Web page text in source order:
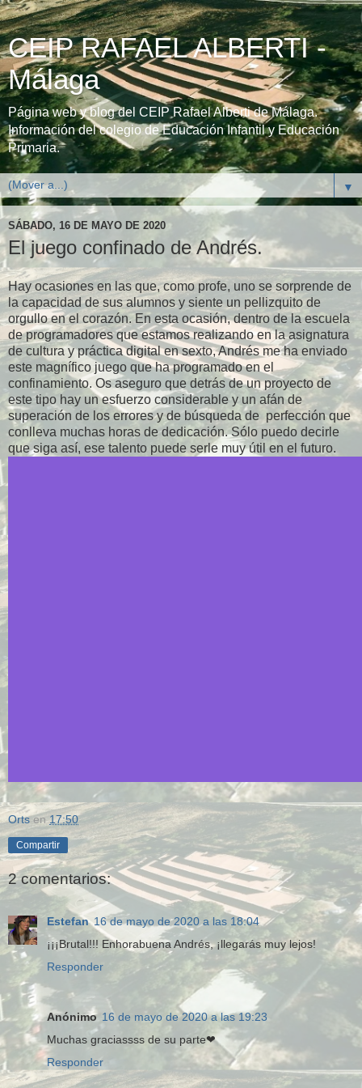
CEIP RAFAEL ALBERTI -
Málaga
Página web y blog del CEIP Rafael Alberti de Málaga.
Información del colegio de Educación Infantil y Educación
Primaria.
▼
SÁBADO, 16 DE MAYO DE 2020
El juego confinado de Andrés.
Hay ocasiones en las que, como profe, uno se sorprende de
la capacidad de sus alumnos y siente un pellizquito de
orgullo en el corazón. En esta ocasión, dentro de la escuela
de programadores que estamos realizando en la asignatura
de cultura y práctica digital en sexto, Andrés me ha enviado
este magnífico juego que ha programado en el
confinamiento. Os aseguro que detrás de un proyecto de
este tipo hay un esfuerzo considerable y un afán de
superación de los errores y de búsqueda de perfección que
conlleva muchas horas de dedicación. Sólo puedo decirle
que siga así, ese talento puede serle muy útil en el futuro.
Orts en17:50
Compartir
2 comentarios:
Estefan 16 de mayo de 2020 a las 18:04
¡¡¡Brutal!!! Enhorabuena Andrés, ¡llegarás muy lejos!
Responder
Anónimo 16 de mayo de 2020 a las 19:23
Muchas graciassss de su parte❤
Responder